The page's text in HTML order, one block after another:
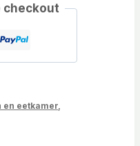
checkout
en eetkamer